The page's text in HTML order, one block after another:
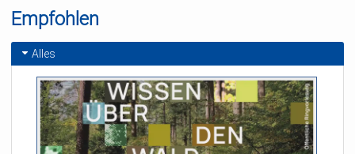
Empfohlen
Alles